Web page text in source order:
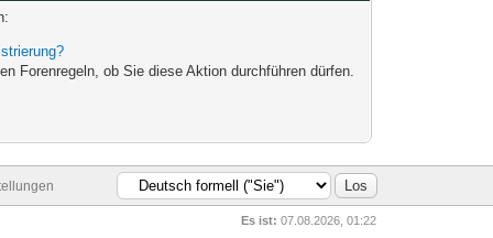
Forenregeln, ob Sie diese Aktion durchführen dürfen.
Es ist: 07.08.2026, 01:22